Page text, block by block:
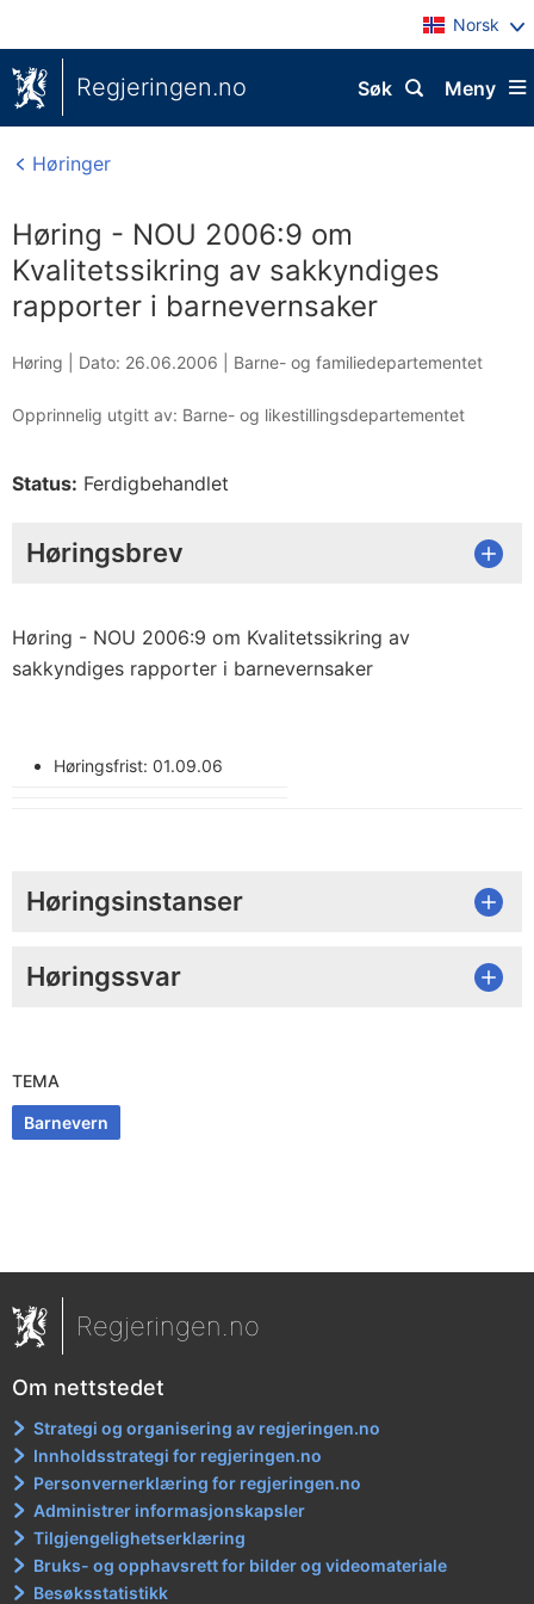
Norsk
Regjeringen.no Meny
Søk
Høringer
Høring - NOU 2006:9 om
Kvalitetssikring av sakkyndiges
rapporter i barnevernsaker
Høring | Dato: 26.06.2006 Barne- og familiedepartementet
Opprinnelig utgitt av: Barne- og likestillingsdepartementet
Status: Ferdigbehandlet
Høringsbrev
Høring - NOU 2006:9 om Kvalitetssikring av
sakkyndiges rapporter i barnevernsaker
Høringsfrist: 01.09.06
Høringsinstanser
Høringssvar
TEMA
Barnevern
Regjeringen.no
Om nettstedet
Strategi og organisering av regjeringen.no
Innholdsstrategi for regjeringen.no
Personvernerklæring for regjeringen.no
Administrer informasjonskapsler
Tilgjengelighetserklæring
Bruks- og opphavsrett for bilder og videomateriale
Besøksstatistikk